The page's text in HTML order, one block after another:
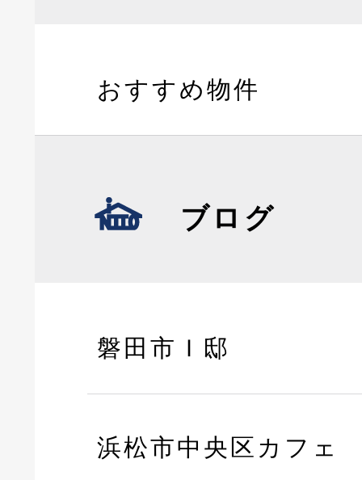
おすすめ物件
ブログ
磐田市Ｉ邸
浜松市中央区カフェ